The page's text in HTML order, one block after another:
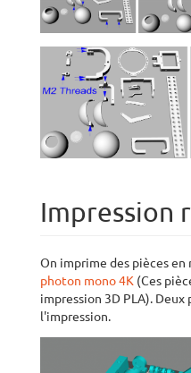
Impression
On imprime des pièces en
photon mono 4K (Ces
impression 3D PLA).
l'impression.